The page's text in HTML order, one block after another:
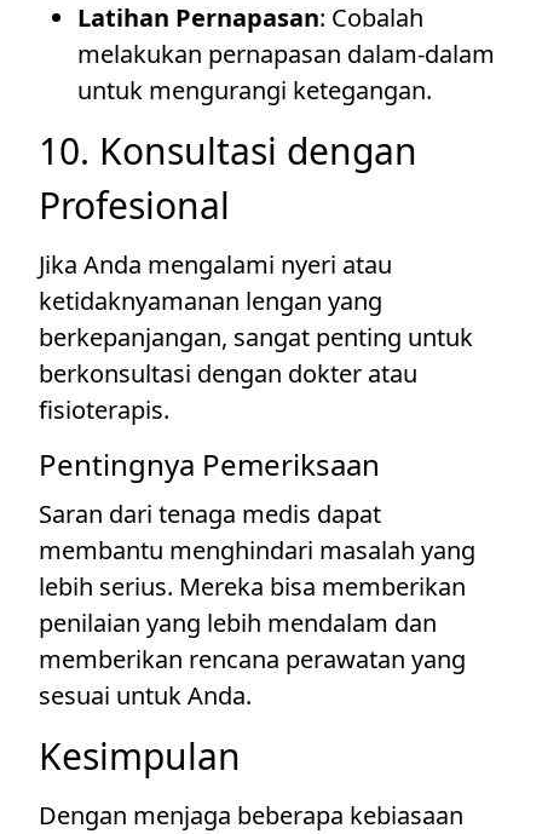
Latihan Pernapasan: Cobalah
melakukan pernapasan dalam-dalam
untuk mengurangi ketegangan.
10. Konsultasi dengan
Profesional
Jika Anda mengalami nyeri atau
ketidaknyamanan lengan yang
berkepanjangan, sangat penting untuk
berkonsultasi dengan dokter atau
fisioterapis.
Pentingnya Pemeriksaan
Saran dari tenaga medis dapat
membantu menghindari masalah yang
lebih serius. Mereka bisa memberikan
penilaian yang lebih mendalam dan
memberikan rencana perawatan yang
sesuai untuk Anda.
Kesimpulan
Dengan menjaga beberapa kebiasaan